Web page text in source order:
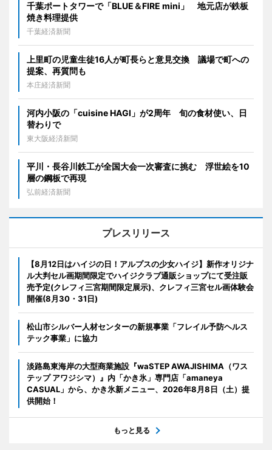
千葉ポートタワーで「BLUE＆FIRE mini」 地元店が鉄板
焼き料理提供
千葉経済新聞
上里町の児童生徒16人が町長らと意見交換 議場で町への
提案、再質問も
本庄経済新聞
河内小阪の「cuisine HAGI」が2周年 旬の食材使い、日
替わりで
東大阪経済新聞
平川・長谷川鉄工が全国大会一次審査に挑む 浮世絵を10
層の鋼板で再現
弘前経済新聞
プレスリリース
【8月12日はハイジの日！アルプスの少女ハイジ】新作オリジナ
ル大判セル画期間限定でハイジクラブ通販ショップにて受注販
売予定(クレフィ三宮期間限定展示)、クレフィ三宮セル画体験会
開催(8月30・31日)
松山市シルバー人材センターの新規事業「フレイル予防ヘルス
テック事業」に協力
淡路島東海岸の大型商業施設『waSTEP AWAJISHIMA（ワス
テップ アワジシマ）』内「かき氷」専門店「amaneya
CASUAL」から、かき氷新メニュー、2026年8月8日（土）提
供開始！
もっと見る